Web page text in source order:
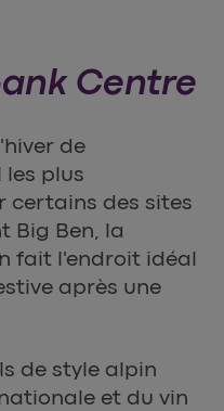
Centre
de
les plus
certains des sites
Big Ben, la
fait l'endroit idéal
après une
de style alpin
et du vin